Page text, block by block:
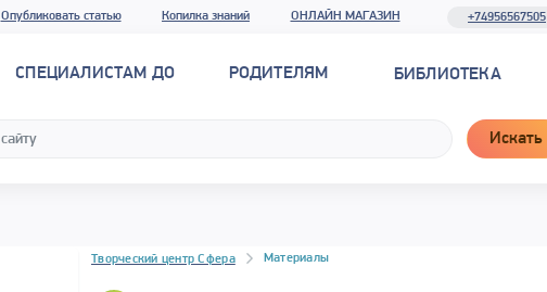
Опубликовать статью Копилка знаний ОНЛАЙН МАГАЗИН +74956567505
СПЕЦИАЛИСТАМ ДО РОДИТЕЛЯМ БИБЛИОТЕКА
Искать
Блок новостей
Творческий центр Сфера Материалы